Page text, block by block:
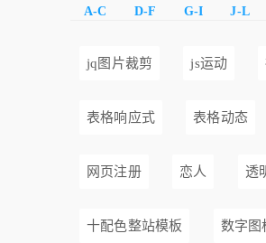
A-C D-F G-I J-L
jq图片裁剪 js运动
表格响应式 表格动态
网页注册 恋人 透
十配色整站模板 数字图